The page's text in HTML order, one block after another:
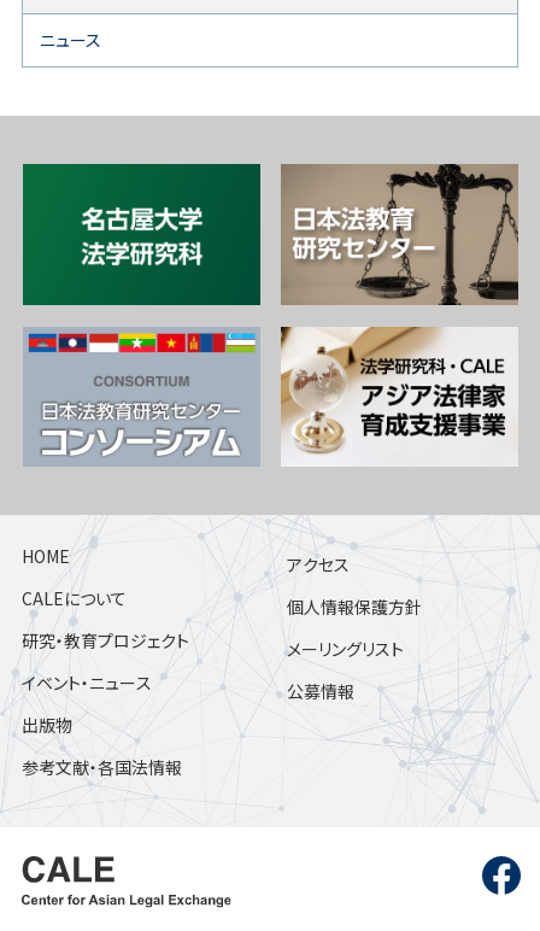
ニュース
HOME
CALEについて
研究・教育プロジェクト
イベント・ニュース
出版物
参考文献・各国法情報
アクセス
個人情報保護方針
メーリングリスト
公募情報